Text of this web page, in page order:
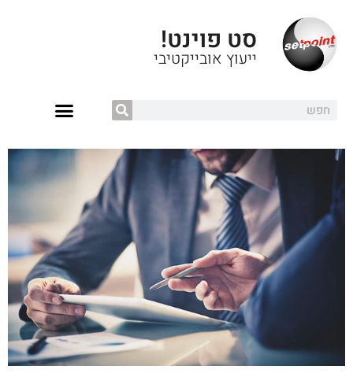
סט פוינט!
ייעוץ אובייקטיבי